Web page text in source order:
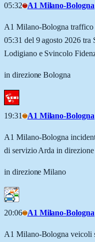
05:32 A1 Milano-Bologna
A1 Milano-Bologna traffico
05:31 del 9 agosto 2026 tra
Lodigiano e Svincolo
in direzione Bologna
19:31 A1 Milano-Bologna
A1 Milano-Bologna
di servizio Arda in
in direzione Milano
20:06 A1 Milano-Bologna
A1 Milano-Bologna veicoli